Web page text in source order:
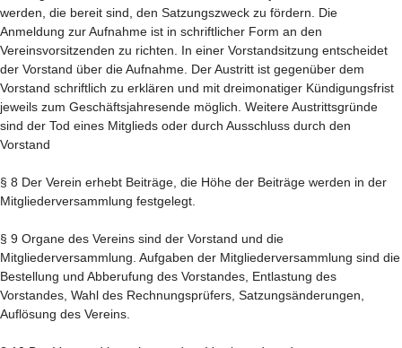
werden, die bereit sind, den Satzungszweck zu fördern. Die
Anmeldung zur Aufnahme ist in schriftlicher Form an den
Vereinsvorsitzenden zu richten. In einer Vorstandsitzung entscheidet
der Vorstand über die Aufnahme. Der Austritt ist gegenüber dem
Vorstand schriftlich zu erklären und mit dreimonatiger Kündigungsfrist
jeweils zum Geschäftsjahresende möglich. Weitere Austrittsgründe
sind der Tod eines Mitglieds oder durch Ausschluss durch den
Vorstand
§ 8 Der Verein erhebt Beiträge, die Höhe der Beiträge werden in der
Mitgliederversammlung festgelegt.
§ 9 Organe des Vereins sind der Vorstand und die
Mitgliederversammlung. Aufgaben der Mitgliederversammlung sind die
Bestellung und Abberufung des Vorstandes, Entlastung des
Vorstandes, Wahl des Rechnungsprüfers, Satzungsänderungen,
Auflösung des Vereins.